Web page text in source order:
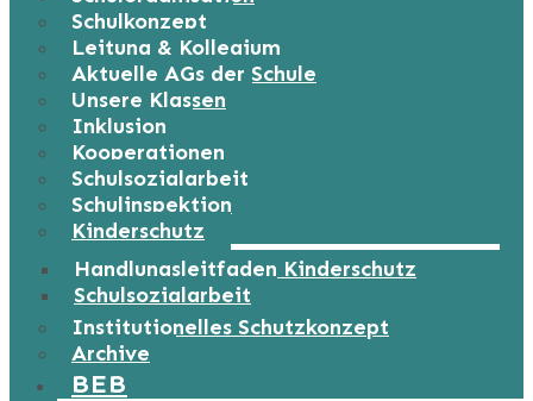
Schulkonzept
Leitung & Kollegium
Aktuelle AGs der Schule
Unsere Klassen
Inklusion
Kooperationen
Schulsozialarbeit
Schulinspektion
Kinderschutz
Handlungsleitfaden Kinderschutz
Schulsozialarbeit
Institutionelles Schutzkonzept
Archive
BEB